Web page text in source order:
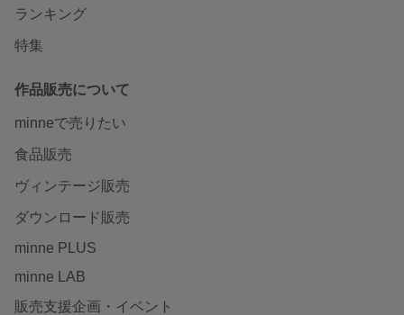
ランキング
特集
作品販売について
minneで売りたい
食品販売
ヴィンテージ販売
ダウンロード販売
minne PLUS
minne LAB
販売支援企画・イベント